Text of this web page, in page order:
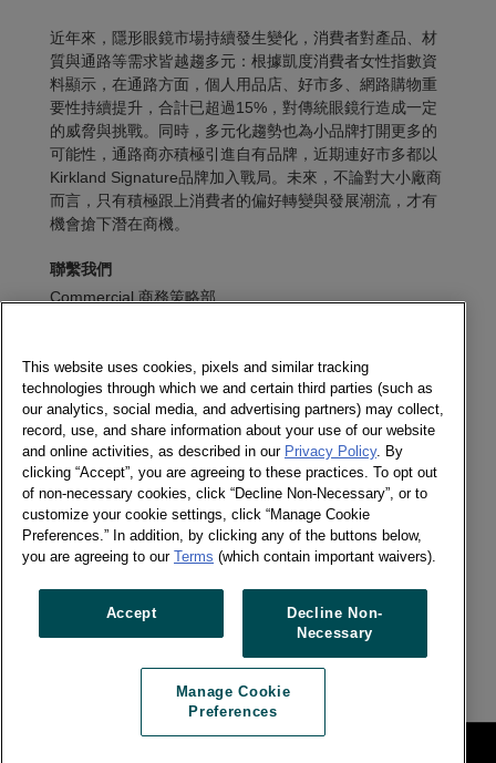
近年來，隱形眼鏡市場持續發生變化，消費者對產品、材
質與通路等需求皆越趨多元：根據凱度消費者女性指數資
料顯示，在通路方面，個人用品店、好市多、網路購物重
要性持續提升，合計已超過15%，對傳統眼鏡行造成一定
的威脅與挑戰。同時，多元化趨勢也為小品牌打開更多的
可能性，通路商亦積極引進自有品牌，近期連好市多都以
Kirkland Signature品牌加入戰局。未來，不論對大小廠商
而言，只有積極跟上消費者的偏好轉變與發展潮流，才有
機會搶下潛在商機。
聯繫我們
Commercial 商務策略部
訂閱電子報
追蹤我們
訂閱電子報
Twitter
Previous article
This website uses cookies, pixels and similar tracking
technologies through which we and certain third parties (such as
our analytics, social media, and advertising partners) may collect,
record, use, and share information about your use of our website
and online activities, as described in our Privacy Policy. By
clicking “Accept”, you are agreeing to these practices. To opt out
of non-necessary cookies, click “Decline Non-Necessary”, or to
customize your cookie settings, click “Manage Cookie
Preferences.” In addition, by clicking any of the buttons below,
you are agreeing to our Terms (which contain important waivers).
Accept
Decline Non-
Necessary
Manage Cookie
Preferences